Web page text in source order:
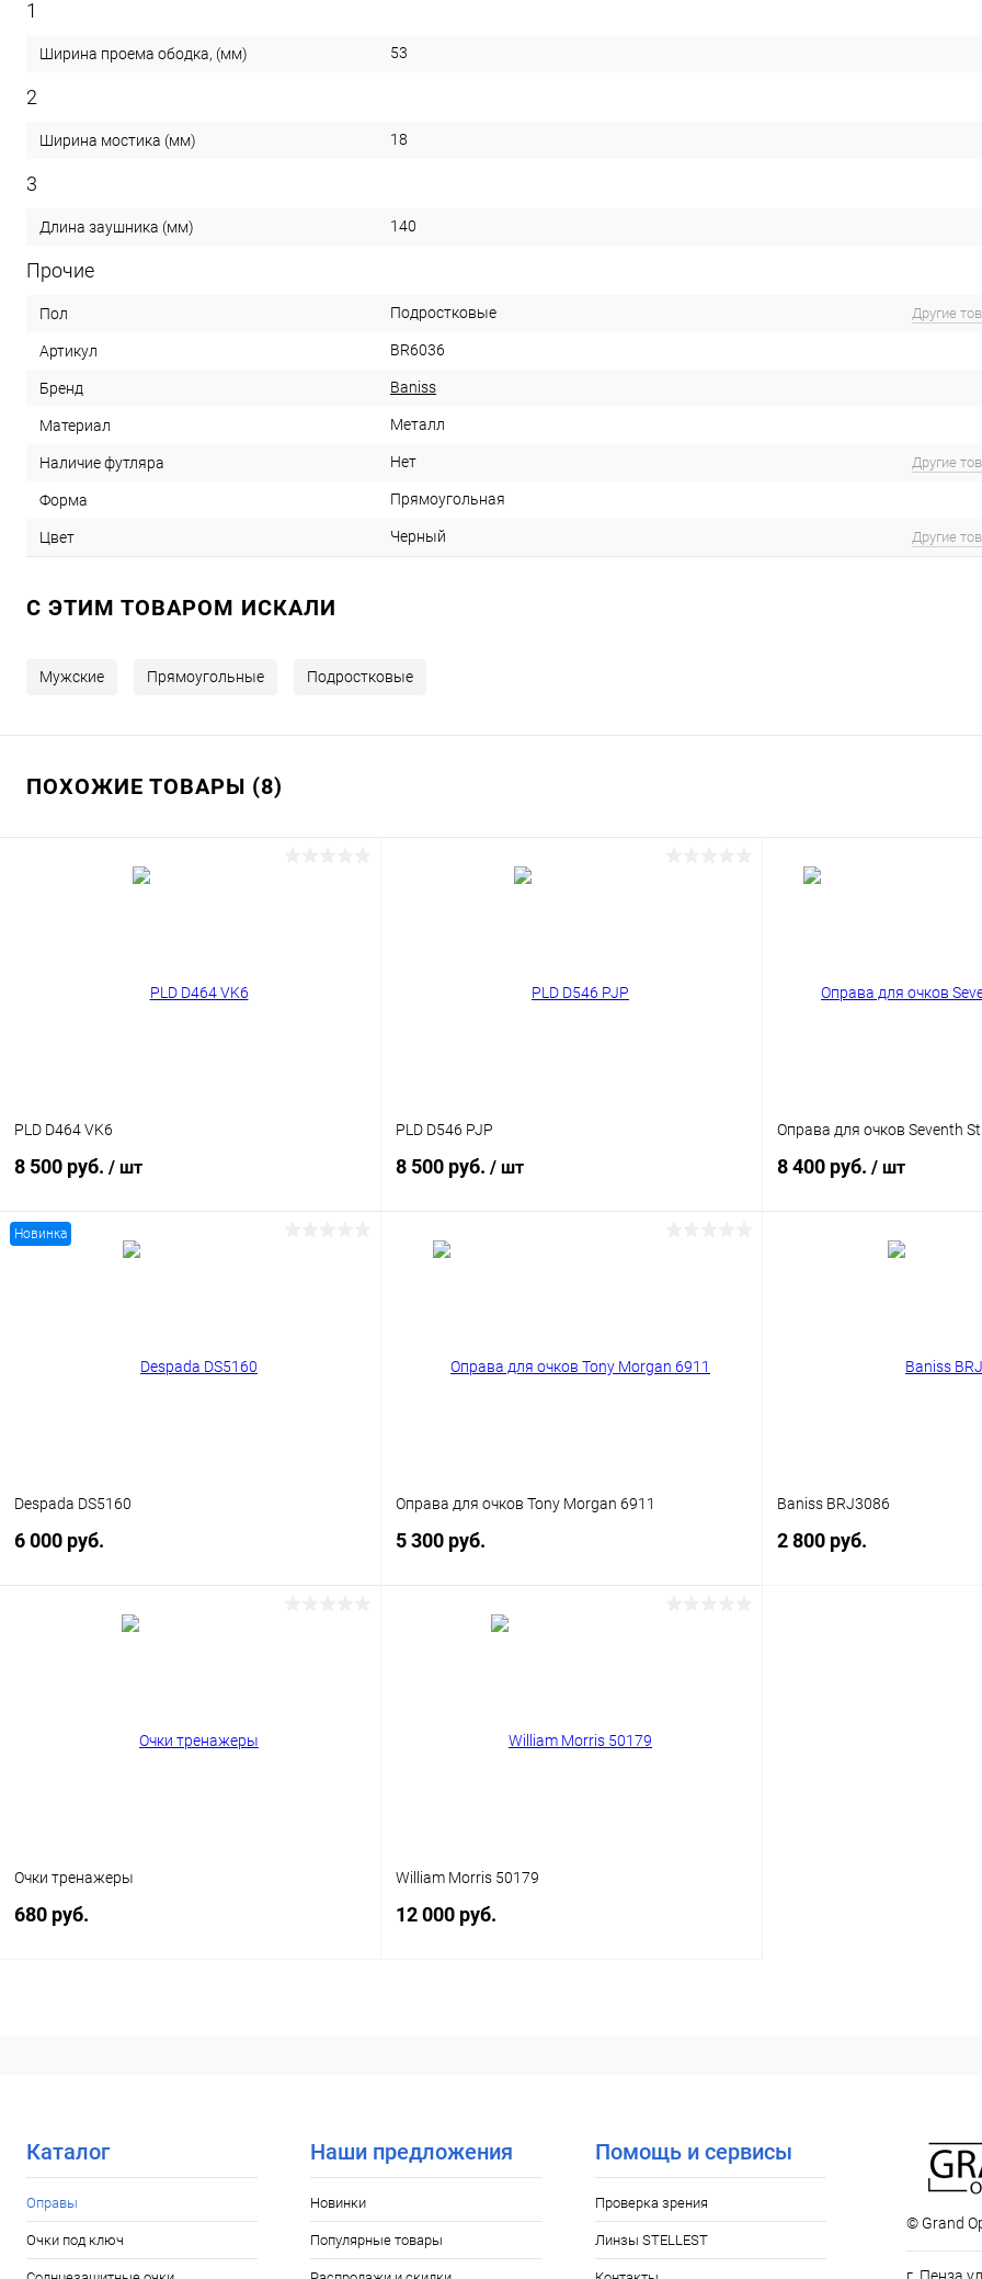
1
Ширина проема ободка, (мм) 53
2
Ширина мостика (мм) 18
3
Длина заушника (мм) 140
Прочие
Пол Подростковые Другие
Артикул BR6036
Бренд Baniss
Материал Металл
Наличие футляра Нет Другие
Форма Прямоугольная
Цвет Черный Другие
C ЭТИМ ТОВАРОМ ИСКАЛИ
Мужские Прямоугольные Подростковые
ПОХОЖИЕ ТОВАРЫ (8)
PLD D464 VK6
8 500 руб. / шт
PLD D546 PJP
8 500 руб. / шт
Оправа для очков Seventh
8 400 руб. / шт
Новинка
Despada DS5160
6 000 руб.
Оправа для очков Tony Morgan 6911
5 300 руб.
Baniss BRJ3086
2 800 руб.
Очки тренажеры
680 руб.
William Morris 50179
12 000 руб.
Каталог
Оправы
Очки под ключ
Наши предложения
Новинки
Популярные товары
Помощь и сервисы
Проверка зрения
Линзы STELLEST
© Grand